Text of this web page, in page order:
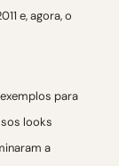
e, agora, o
para
looks
a